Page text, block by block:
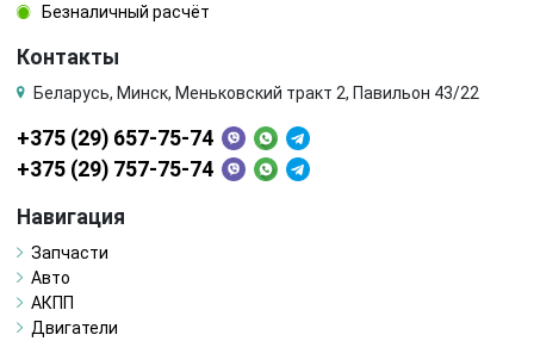
Безналичный расчёт
Контакты
Беларусь, Минск, Меньковский тракт 2, Павильон 43/22
+375 (29) 657-75-74
+375 (29) 757-75-74
Навигация
Запчасти
Авто
АКПП
Двигатели